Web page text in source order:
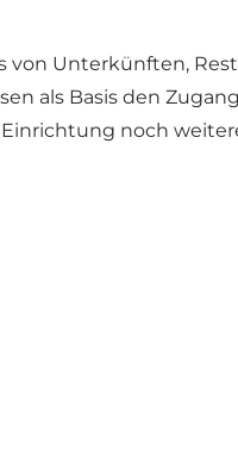
Unterkünften,
als Basis den
noch